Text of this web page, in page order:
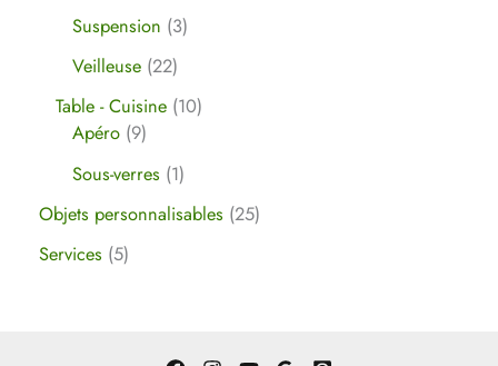
Suspension 3
Veilleuse 22
Table - Cuisine 10
Apéro 9
Sous-verres 1
Objets personnalisables 25
Services 5